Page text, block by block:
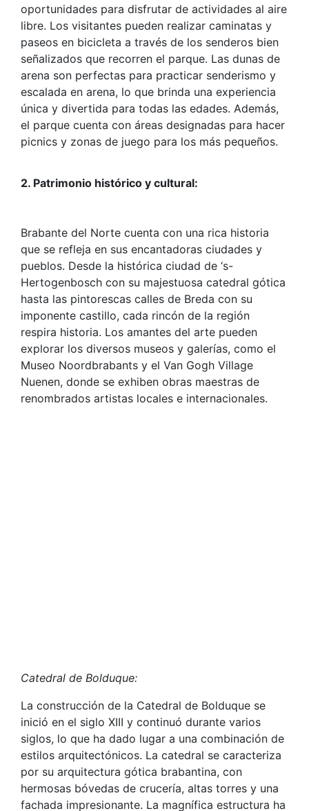
oportunidades para disfrutar de actividades al aire
libre. Los visitantes pueden realizar caminatas y
paseos en bicicleta a través de los senderos bien
señalizados que recorren el parque. Las dunas de
arena son perfectas para practicar senderismo y
escalada en arena, lo que brinda una experiencia
única y divertida para todas las edades. Además,
el parque cuenta con áreas designadas para hacer
picnics y zonas de juego para los más pequeños.
2. Patrimonio histórico y cultural:
Brabante del Norte cuenta con una rica historia
que se refleja en sus encantadoras ciudades y
pueblos. Desde la histórica ciudad de ‘s-
Hertogenbosch con su majestuosa catedral gótica
hasta las pintorescas calles de Breda con su
imponente castillo, cada rincón de la región
respira historia. Los amantes del arte pueden
explorar los diversos museos y galerías, como el
Museo Noordbrabants y el Van Gogh Village
Nuenen, donde se exhiben obras maestras de
renombrados artistas locales e internacionales.
Catedral de Bolduque:
La construcción de la Catedral de Bolduque se
inició en el siglo XIII y continuó durante varios
siglos, lo que ha dado lugar a una combinación de
estilos arquitectónicos. La catedral se caracteriza
por su arquitectura gótica brabantina, con
hermosas bóvedas de crucería, altas torres y una
fachada impresionante. La magnífica estructura ha